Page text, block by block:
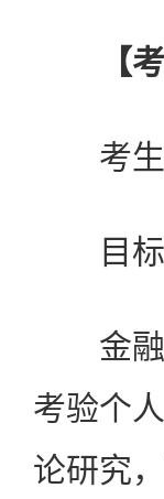
【考
考生
目标
金融
考验个
论研究